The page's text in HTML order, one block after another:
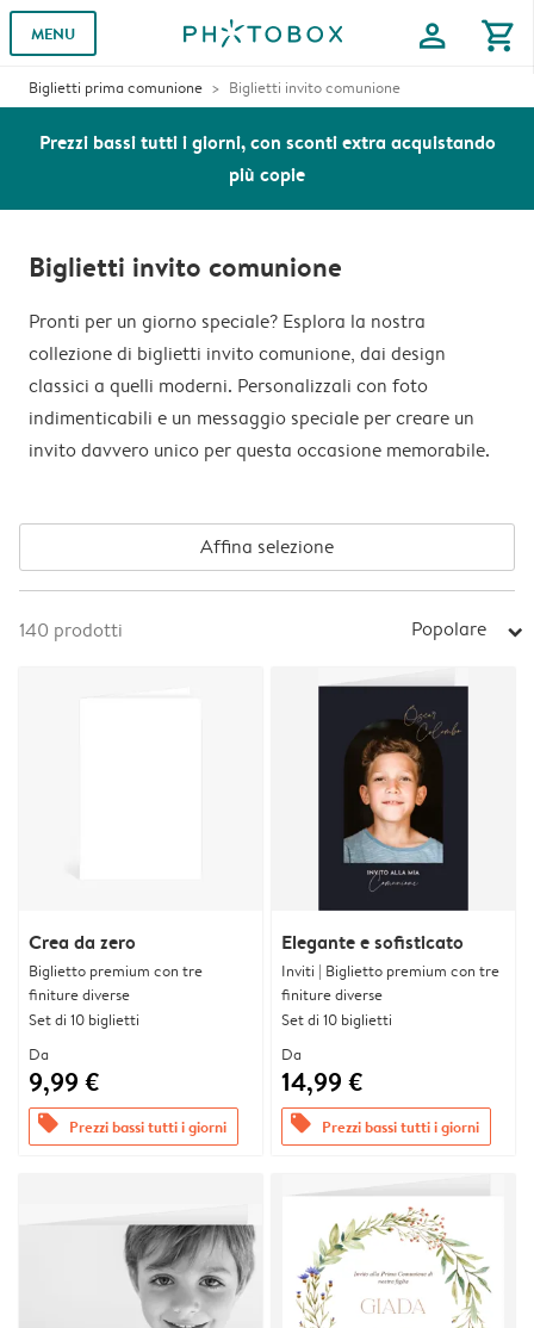
MENU profile shopping_cart
Biglietti prima comunione Biglietti invito comunione
Prezzi bassi tutti i giorni, con sconti extra acquistando
più copie
Biglietti invito comunione
Pronti per un giorno speciale? Esplora la nostra
collezione di biglietti invito comunione, dai design
classici a quelli moderni. Personalizzali con foto
indimenticabili e un messaggio speciale per creare un
invito davvero unico per questa occasione memorabile.
Affina selezione
140 prodotti Popolare arrow_right
Crea da zero
Biglietto premium con tre
finiture diverse
Set di 10 biglietti
Da
9,99 €
offers Prezzi bassi tutti i giorni
Elegante e sofisticato
Inviti | Biglietto premium con tre
finiture diverse
Set di 10 biglietti
Da
14,99 €
offers Prezzi bassi tutti i giorni